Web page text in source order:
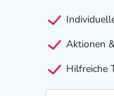
Aktionen
Hilfreiche